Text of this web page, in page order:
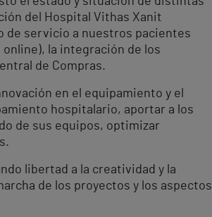
del Hospital Vithas Xanit
de servicio a nuestros pacientes
la integración de los
de Compras.
en el equipamiento y el
hospitalario, aportar a los
de sus equipos, optimizar
libertad a la creatividad y la
de los proyectos y los aspectos